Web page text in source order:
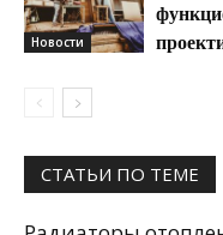
Новости
СТАТЬИ ПО ТЕМЕ